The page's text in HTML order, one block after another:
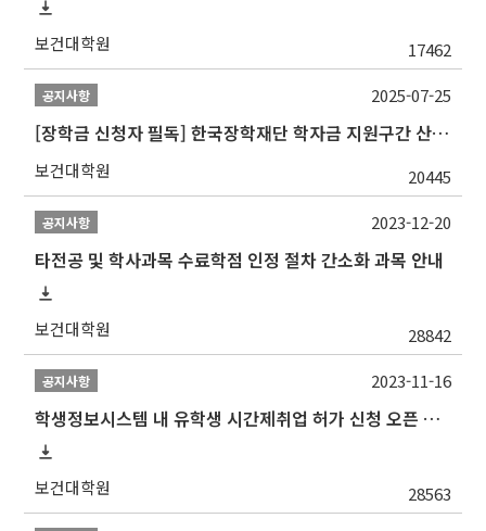
보건대학원 17462
공지사항
[장학금 신청자 필독] 한국장학재단 학자금 지원구간 산정 권고
보건대학원 20445
2025-07-25
공지사항
타전공 및 학사과목 수료학점 인정 절차 간소화 과목 안내
보건대학원 28842
2023-12-20
공지사항
학생정보시스템 내 유학생 시간제취업 허가 신청 오픈 안내
보건대학원 28563
2023-11-16